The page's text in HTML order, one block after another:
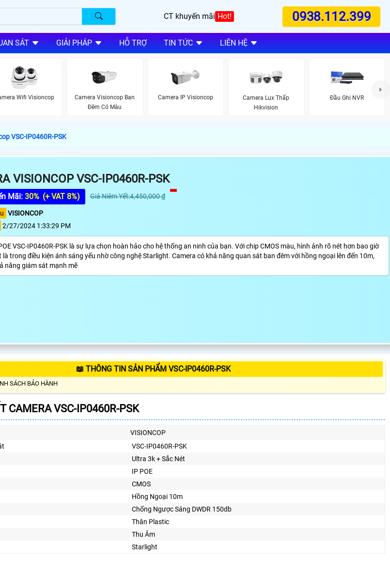
CT khuyến mãi Hot! 0938.112.399
SÁT GIẢI PHÁP HỖ TRỢ TIN TỨC LIÊN HỆ
Wifi Visioncop
Camera Visioncop Ban
Đêm Có Màu
Camera IP Visioncop
Camera Lux Thấp
Hikvision
Đầu Ghi NVR
VSC-IP0460R-PSK
VISIONCOP VSC-IP0460R-PSK
Mãi: 30% (+ VAT 8%) Giá Niêm Yết:4,450,000 ₫
VISIONCOP
2/27/2024 1:33:29 PM
VSC-IP0460R-PSK là sự lựa chọn hoàn hảo cho hệ thống an ninh của bạn. Với chip CMOS màu, hình ảnh rõ nét hơn bao giờ
là trong điều kiện ánh sáng yếu nhờ công nghệ Starlight. Camera có khả năng quan sát ban đêm với hồng ngoại lên đến 10m,
năng giám sát mạnh mẽ
📖 THÔNG TIN SẢN PHẨM VSC-IP0460R-PSK
SÁCH BẢO HÀNH
CAMERA VSC-IP0460R-PSK
VISIONCOP
VSC-IP0460R-PSK
Ultra 3k + Sắc Nét
IP POE
CMOS
Hồng Ngoại 10m
Chống Ngược Sáng DWDR 150db
Thân Plastic
Thu Âm
Starlight